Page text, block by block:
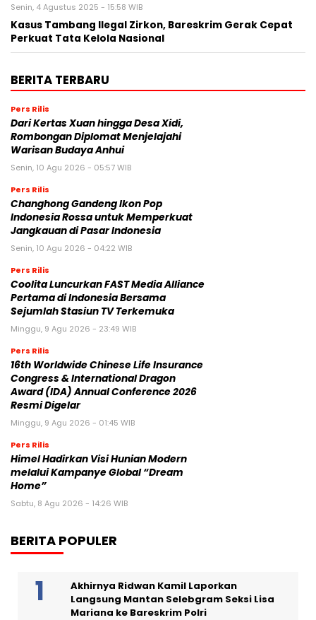
Senin, 4 Agustus 2025 - 15:58 WIB
Kasus Tambang Ilegal Zirkon, Bareskrim Gerak Cepat
Perkuat Tata Kelola Nasional
BERITA TERBARU
Pers Rilis
Dari Kertas Xuan hingga Desa Xidi,
Rombongan Diplomat Menjelajahi
Warisan Budaya Anhui
Senin, 10 Agu 2026 - 05:57 WIB
Pers Rilis
Changhong Gandeng Ikon Pop
Indonesia Rossa untuk Memperkuat
Jangkauan di Pasar Indonesia
Senin, 10 Agu 2026 - 04:22 WIB
Pers Rilis
Coolita Luncurkan FAST Media Alliance
Pertama di Indonesia Bersama
Sejumlah Stasiun TV Terkemuka
Minggu, 9 Agu 2026 - 23:49 WIB
Pers Rilis
16th Worldwide Chinese Life Insurance
Congress & International Dragon
Award (IDA) Annual Conference 2026
Resmi Digelar
Minggu, 9 Agu 2026 - 01:45 WIB
Pers Rilis
Himel Hadirkan Visi Hunian Modern
melalui Kampanye Global “Dream
Home”
Sabtu, 8 Agu 2026 - 14:26 WIB
BERITA POPULER
Akhirnya Ridwan Kamil Laporkan
Langsung Mantan Selebgram Seksi Lisa
Mariana ke Bareskrim Polri